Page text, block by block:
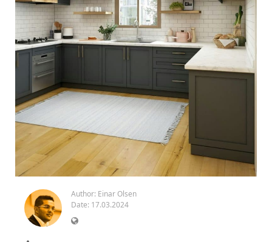
Author: Einar Olsen
Date: 17.03.2024